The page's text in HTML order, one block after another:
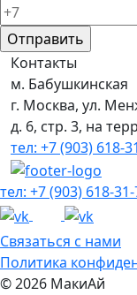
Контакты
м. Бабушкинская
г. Москва, ул.
д. 6, стр. 3, на
тел: +7 (903) 618-
тел: +7 (903) 618-31-
Связаться с нами
Политика
© 2026 МакиАй